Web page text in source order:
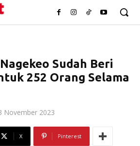
Sudah Beri
252 Orang Selama
November 2023
X Pinterest